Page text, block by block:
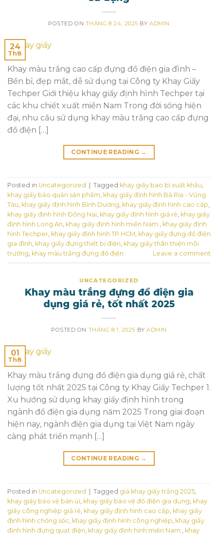
POSTED ON THÁNG 8 24, 2025 BY ADMIN
24
Th8
Khay màu trắng cao cấp đựng đồ điện gia đình –
Bền bỉ, đẹp mắt, dễ sử dụng tại Công ty Khay Giấy
Techper Giới thiệu khay giấy định hình Techper tại
các khu chiết xuất miền Nam Trong đời sống hiện
đại, nhu cầu sử dụng khay màu trắng cao cấp đựng
đồ điện […]
CONTINUE READING →
Posted in Uncategorized Tagged khay giấy bao bì xuất khẩu,
khay giấy bảo quản sản phẩm, khay giấy định hình Bà Rịa - Vũng
Tàu, khay giấy định hình Bình Dương, khay giấy định hình cao cấp,
khay giấy định hình Đồng Nai, khay giấy định hình giá rẻ, khay giấy
định hình Long An, khay giấy định hình miền Nam., khay giấy định
hình Techper, khay giấy định hình TP.HCM, khay giấy đựng đồ điện
gia đình, khay giấy đựng thiết bị điện, khay giấy thân thiện môi
trường, khay màu trắng đựng đồ điện Leave a comment
UNCATEGORIZED
Khay màu trắng đựng đồ điện gia
dụng giá rẻ, tốt nhất 2025
POSTED ON THÁNG 8 1, 2025 BYADMIN
01
Th8
Khay màu trắng đựng đồ điện gia dụng giá rẻ, chất
lượng tốt nhất 2025 tại Công ty Khay Giấy Techper 1.
Xu hướng sử dụng khay giấy định hình trong
ngành đồ điện gia dụng năm 2025 Trong giai đoạn
hiện nay, ngành điện gia dụng tại Việt Nam ngày
càng phát triển mạnh […]
CONTINUE READING →
Posted in Uncategorized Tagged giá khay giấy trắng 2025,
khay giấy bảo vệ bàn ủi, khay giấy bảo vệ đồ điện gia dụng, khay
giấy công nghiệp giá rẻ, khay giấy định hình cao cấp, khay giấy
định hình chống sốc, khay giấy định hình công nghiệp, khay giấy
định hình đựng quạt điện, khay giấy định hình miền Nam., khay